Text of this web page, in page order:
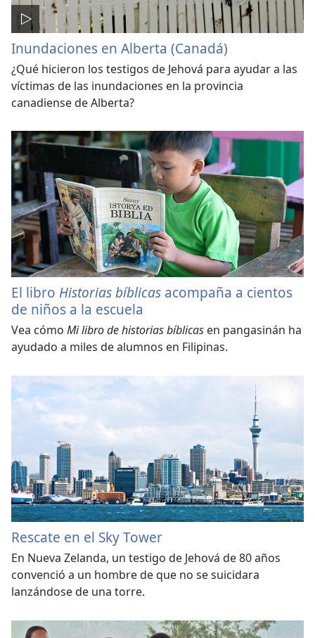
Inundaciones en Alberta (Canadá)
¿Qué hicieron los testigos de Jehová para ayudar a las
víctimas de las inundaciones en la provincia
canadiense de Alberta?
El libro Historias bíblicas acompaña a cientos
de niños a la escuela
Vea cómo Mi libro de historias bíblicas en pangasinán ha
ayudado a miles de alumnos en Filipinas.
Rescate en el Sky Tower
En Nueva Zelanda, un testigo de Jehová de 80 años
convenció a un hombre de que no se suicidara
lanzándose de una torre.